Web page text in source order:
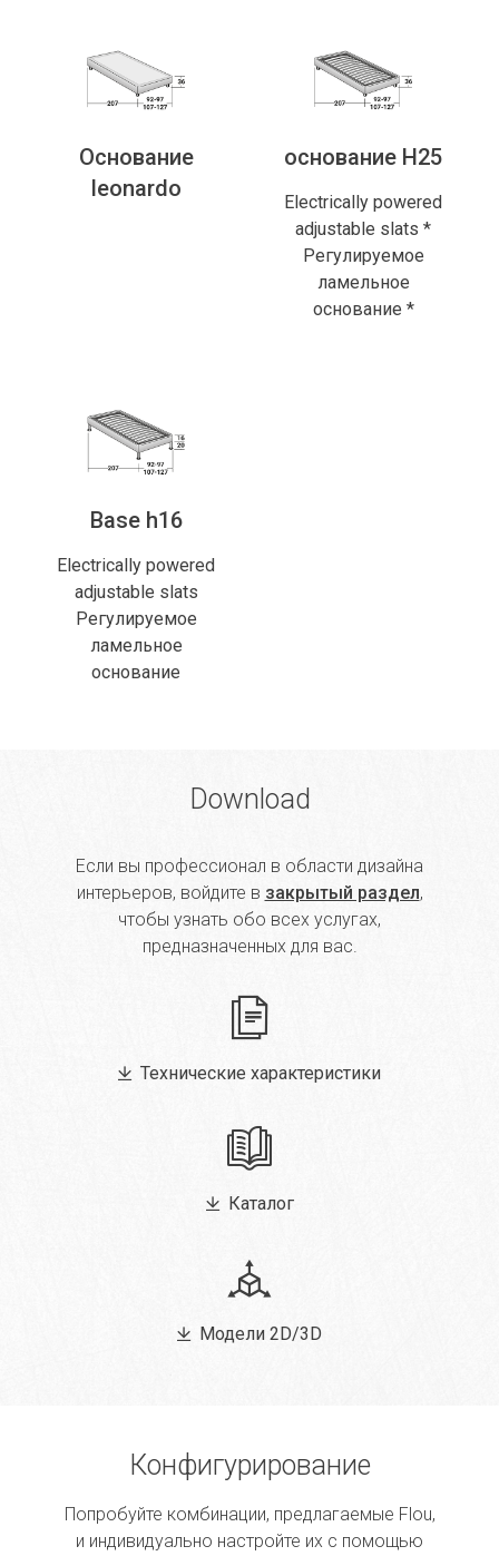
Основание
leonardo
основание H25
Electrically powered
adjustable slats *
Регулируемое
ламельное
основание *
Base h16
Electrically powered
adjustable slats
Регулируемое
ламельное
основание
Download
Если вы профессионал в области дизайна
интерьеров, войдите в закрытый раздел,
чтобы узнать обо всех услугах,
предназначенных для вас.
Технические характеристики
Каталог
Модели 2D/3D
Конфигурирование
Попробуйте комбинации, предлагаемые Flou,
и индивидуально настройте их с помощью